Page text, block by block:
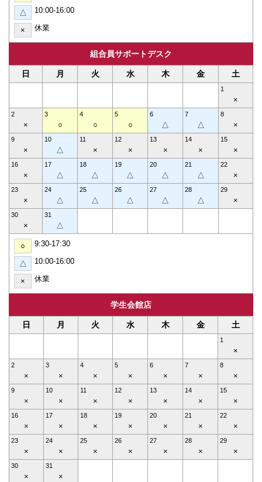
△ 10:00-16:00
× 休業
組合員サポートデスク
日 月 火 水 木 金 土
1
×
2
×
3
○
4
○
5
○
6
△
7
△
8
×
9
×
10
△
11
×
12
×
13
×
14
×
15
×
16
×
17
△
18
△
19
△
20
△
21
△
22
×
23
×
24
△
25
△
26
△
27
△
28
△
29
×
30
×
31
△
○ 9:30-17:30
△ 10:00-16:00
× 休業
学生会館店
日 月 火 水 木 金 土
1
×
2
×
3
×
4
×
5
×
6
×
7
×
8
×
9
×
10
×
11
×
12
×
13
×
14
×
15
×
16
×
17
×
18
×
19
×
20
×
21
×
22
×
23
×
24
×
25
×
26
×
27
×
28
×
29
×
30
×
31
×